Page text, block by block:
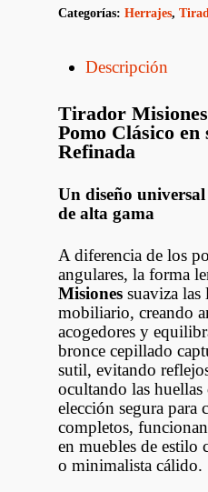
Categorías: Herrajes,
Descripción
Tirador
Pomo Clásico en
Refinada
Un diseño
de alta gama
A diferencia de los
angulares, la forma
Misiones suaviza las
mobiliario, creando
acogedores y
bronce cepillado
sutil, evitando
ocultando las
elección segura para
completos,
en muebles de estilo
o minimalista cálido.